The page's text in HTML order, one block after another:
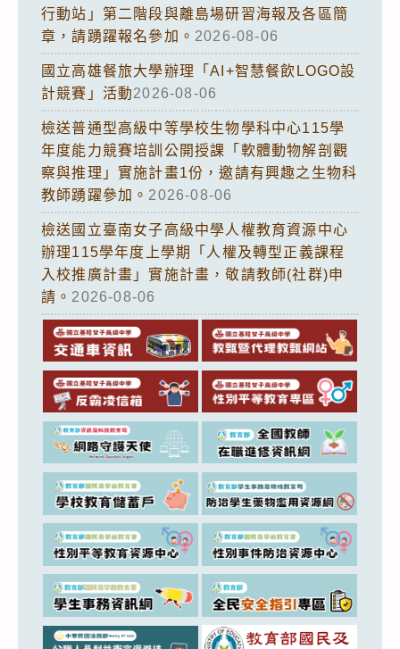
行動站」第二階段與離島場研習海報及各區簡
章，請踴躍報名參加。 2026-08-06
國立高雄餐旅大學辦理「AI+智慧餐飲LOGO設
計競賽」活動2026-08-06
檢送普通型高級中等學校生物學科中心115學
年度能力競賽培訓公開授課「軟體動物解剖觀
察與推理」實施計畫1份，邀請有興趣之生物科
教師踴躍參加。 2026-08-06
檢送國立臺南女子高級中學人權教育資源中心
辦理115學年度上學期「人權及轉型正義課程
入校推廣計畫」實施計畫，敬請教師(社群)申
請。 2026-08-06